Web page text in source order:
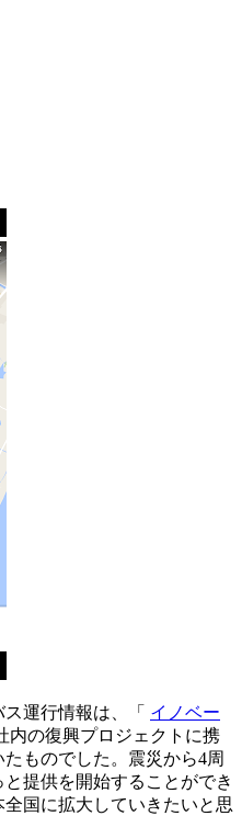
運行情報は、「 イノベー
内の復興プロジェクトに携
ものでした。震災から4周
提供を開始することができ
国に拡大していきたいと思